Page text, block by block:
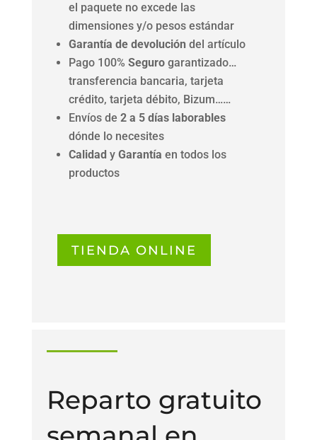
el paquete no excede las
dimensiones y/o pesos estándar
Garantía de devolución del artículo
Pago 100% Segurogarantizado…
transferencia bancaria, tarjeta
crédito, tarjeta débito, Bizum……
Envíos de 2 a 5 días laborables
dónde lo necesites
Calidad y Garantía en todos los
productos
TIENDA ONLINE
Reparto gratuito